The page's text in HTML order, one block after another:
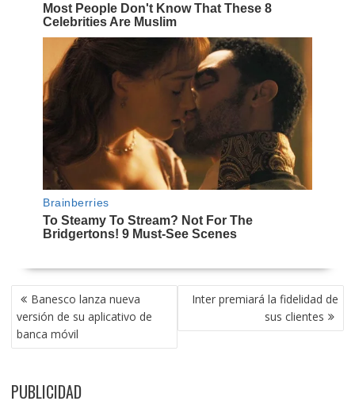
NAVEGACIÓN
DE
ENTRADAS
Banesco lanza nueva
versión de su aplicativo de
banca móvil
Inter premiará la fidelidad de
sus clientes
PUBLICIDAD